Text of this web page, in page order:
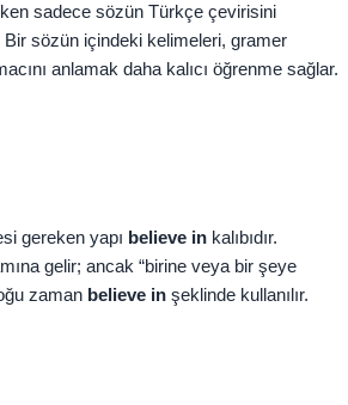
sadece sözün Türkçe çevirisini
sözün içindeki kelimeleri, gramer
anlamak daha kalıcı öğrenme sağlar.
gereken yapı believe in kalıbıdır.
gelir; ancak “birine veya bir şeye
zaman believe in şeklinde kullanılır.